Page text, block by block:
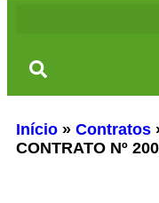
Início » Contratos
CONTRATO Nº